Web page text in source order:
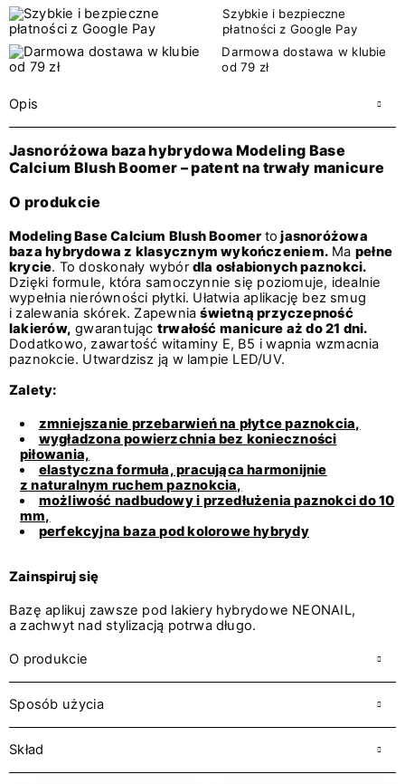
Szybkie i bezpieczne
płatności z Google Pay
Darmowa dostawa w klubie
od 79 zł
Opis
Jasnoróżowa baza hybrydowa Modeling Base
Calcium Blush Boomer – patent na trwały manicure
O produkcie
Modeling Base Calcium Blush Boomer to jasnoróżowa
baza hybrydowa z klasycznym wykończeniem. Ma pełne
krycie. To doskonały wybórdla osłabionych paznokci.
Dzięki formule, która samoczynnie się poziomuje, idealnie
wypełnia nierówności płytki. Ułatwia aplikację bez smug
i zalewania skórek. Zapewniaświetną przyczepność
lakierów, gwarantując trwałość manicure aż do 21 dni.
Dodatkowo, zawartość witaminy E, B5 i wapnia wzmacnia
paznokcie. Utwardzisz ją w lampie LED/UV.
Zalety:
zmniejszanie przebarwień na płytce paznokcia,
wygładzona powierzchnia bez konieczności
piłowania,
elastyczna formuła, pracująca harmonijnie
z naturalnym ruchem paznokcia,
możliwość nadbudowy i przedłużenia paznokci do 10
mm,
perfekcyjna baza pod kolorowe hybrydy
Zainspiruj się
Bazę aplikuj zawsze pod lakiery hybrydowe NEONAIL,
a zachwyt nad stylizacją potrwa długo.
O produkcie
Sposób użycia
Skład